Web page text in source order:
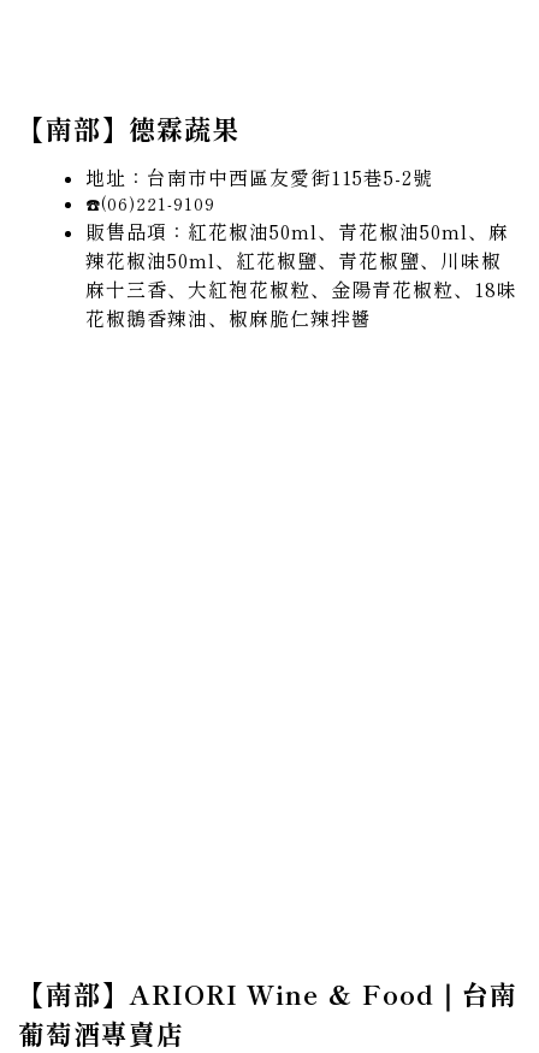
【南部】德霖蔬果
地址：台南市中西區友愛街115巷5-2號
☎️(06)221-9109
販售品項：紅花椒油50ml、青花椒油50ml、麻
辣花椒油50ml、紅花椒鹽、青花椒鹽、川味椒
麻十三香、 大紅袍花椒粒、金陽青花椒粒、18味
花椒鵝香辣油、椒麻脆仁辣拌醬
【南部】ARIORI Wine & Food｜台南
葡萄酒專賣店